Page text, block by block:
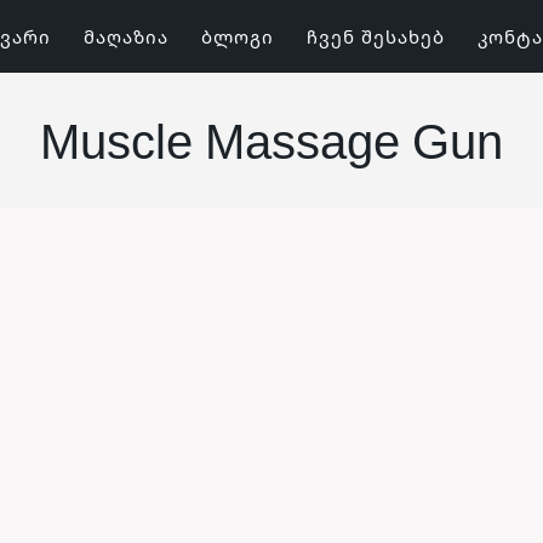
ᲛᲐᲦᲐᲖᲘᲐ ᲑᲚᲝᲒᲘ ᲩᲕᲔᲜ ᲨᲔᲡᲐᲮᲔᲑ
Muscle Massage Gun